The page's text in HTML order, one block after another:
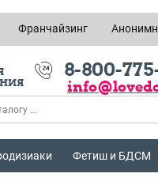
Франчайзинг
8-800-
Фетиш и БДСМ